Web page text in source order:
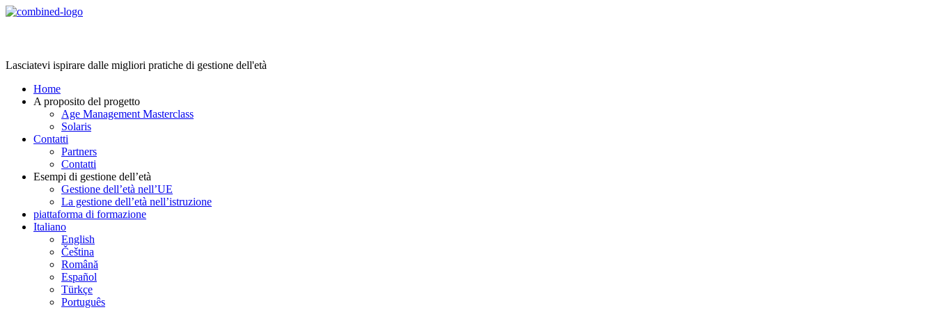
Lasciatevi ispirare dalle migliori pratiche di gestione dell'età
Home
A proposito del progetto
Age Management Masterclass
Solaris
Contatti
Partners
Contatti
Esempi di gestione dell’età
Gestione dell’età nell’UE
La gestione dell’età nell’istruzione
piattaforma di formazione
Italiano
English
Čeština
Română
Español
Türkçe
Português